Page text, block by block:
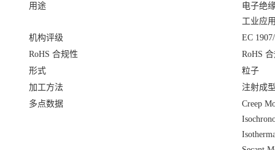
用途
电子绝
工业应
机构评级
EC
RoHS 合规性
RoHS
形式
粒子
加工方法
注射成
多点数据
Creep